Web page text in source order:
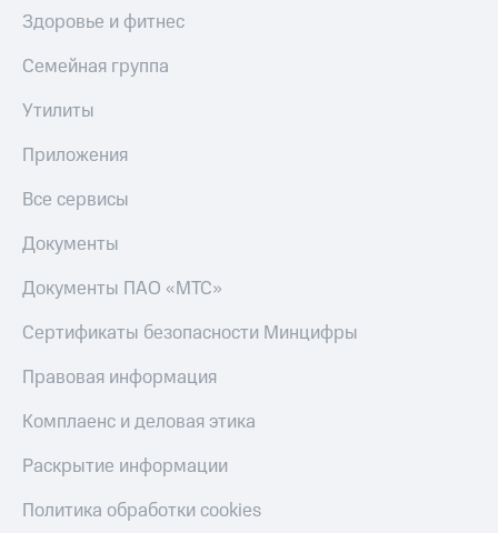
и
ТВ
Переводы
по QR-
за границей
магазин
Наушники
и
колонки
Умные
часы
и
Здоровье и фитнес
Семейная группа
Утилиты
Приложения
Все сервисы
Документы
Документы ПАО «МТС»
Сертификаты безопасности Минцифры
Правовая информация
Комплаенс и деловая этика
Раскрытие информации
Политика обработки cookies